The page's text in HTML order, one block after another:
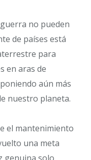
no pueden
de países está
para
en aras de
aún más
nuestro planeta.
el mantenimiento
una meta